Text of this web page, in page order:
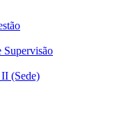
Supervisão
(Sede)